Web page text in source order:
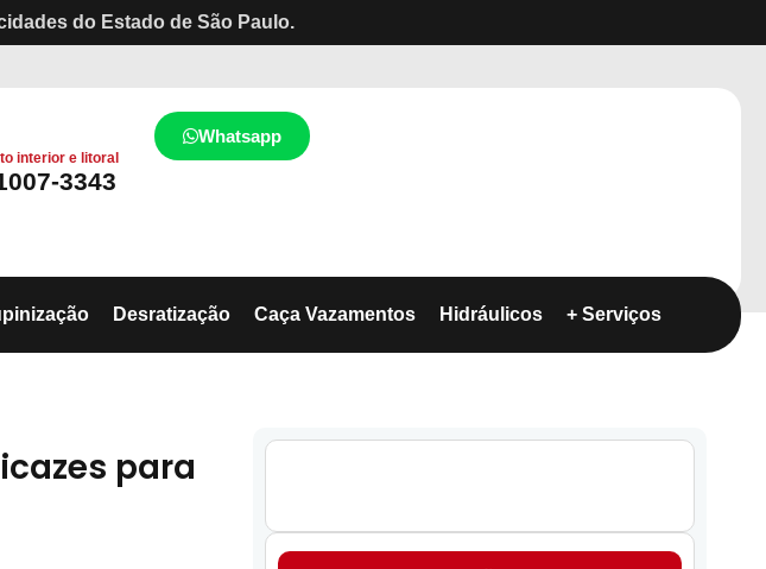
do Estado de São Paulo.
interior e litoral
3343
Whatsapp
Desratização Caça Vazamentos Hidráulicos + Serviços
para